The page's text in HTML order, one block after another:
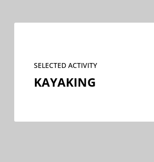
SELECTED ACTIVITY
KAYAKING